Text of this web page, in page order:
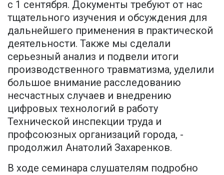
с 1 сентября. Документы требуют от нас
тщательного изучения и обсуждения для
дальнейшего применения в практической
деятельности. Также мы сделали
серьезный анализ и подвели итоги
производственного травматизма, уделили
большое внимание расследованию
несчастных случаев и внедрению
цифровых технологий в работу
Технической инспекции труда и
профсоюзных организаций города, -
продолжил Анатолий Захаренков.
В ходе семинара слушателям подробно